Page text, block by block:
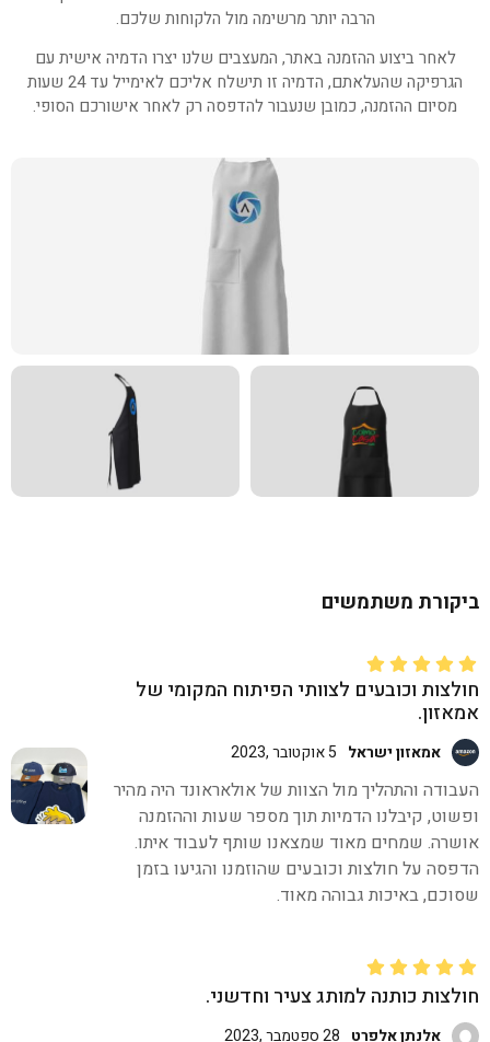
הרבה יותר מרשימה מול הלקוחות שלכם.
לאחר ביצוע ההזמנה באתר, המעצבים שלנו יצרו הדמיה אישית עם
הגרפיקה שהעלאתם, הדמיה זו תישלח אליכם לאימייל עד 24 שעות
מסיום ההזמנה, כמובן שנעבור להדפסה רק לאחר אישורכם הסופי.
ביקורת משתמשים
חולצות וכובעים לצוותי הפיתוח המקומי של
אמאזון.
אמאזון ישראל 5 אוקטובר ,2023
העבודה והתהליך מול הצוות של אולאראונד היה מהיר
ופשוט, קיבלנו הדמיות תוך מספר שעות וההזמנה
אושרה. שמחים מאוד שמצאנו שותף לעבוד איתו.
הדפסה על חולצות וכובעים שהוזמנו והגיעו בזמן
שסוכם, באיכות גבוהה מאוד.
חולצות כותנה למותג צעיר וחדשני.
אלנתן אלפרט 28 ספטמבר ,2023